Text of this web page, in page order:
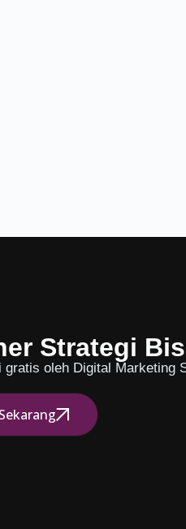
Strategi
oleh Digital Marketing